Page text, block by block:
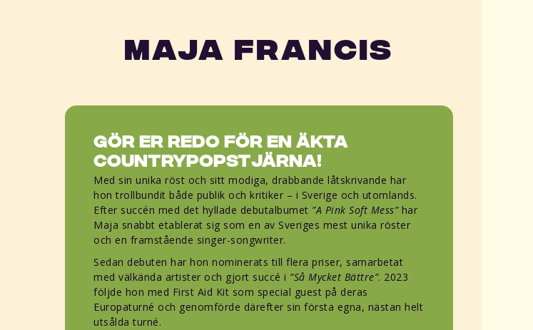
Maja Francis
Gör er redo för en äkta
countrypopstjärna!
Med sin unika röst och sitt modiga, drabbande låtskrivande har
hon trollbundit både publik och kritiker – i Sverige och utomlands.
Efter succén med det hyllade debutalbumet ”A Pink Soft Mess”har
Maja snabbt etablerat sig som en av Sveriges mest unika röster
och en framstående singer-songwriter.
Sedan debuten har hon nominerats till flera priser, samarbetat
med välkända artister och gjort succé i ”Så Mycket Bättre”. 2023
följde hon med First Aid Kit som special guest på deras
Europaturné och genomförde därefter sin första egna, nästan helt
utsålda turné.